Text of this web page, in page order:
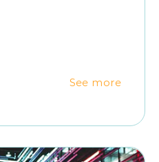
See more